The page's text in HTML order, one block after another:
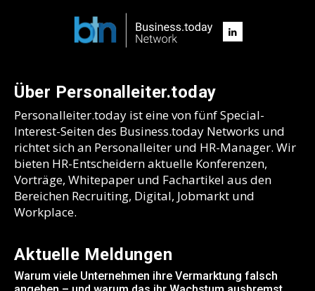
Über Personalleiter.today
Personalleiter.today ist eine von fünf Special-
Interest-Seiten des Business.today Networks und
richtet sich an Personalleiter und HR-Manager. Wir
bieten HR-Entscheidern aktuelle Konferenzen,
Vorträge, Whitepaper und Fachartikel aus den
Bereichen Recruiting, Digital, Jobmarkt und
Workplace.
Aktuelle Meldungen
Warum viele Unternehmen ihre Vermarktung falsch